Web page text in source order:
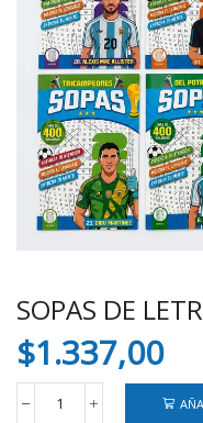
SOPAS DE
$1.337,00
SOPAS